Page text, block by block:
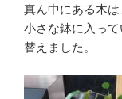
真ん中にある木
小さな鉢に入っ
替えました。